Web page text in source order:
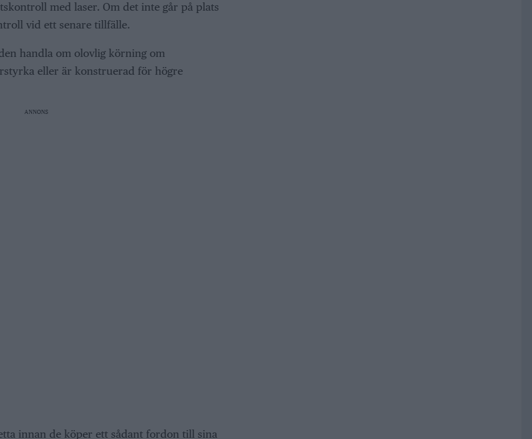
med laser. Om det inte går på plats
vid ett senare tillfälle.
handla om olovlig körning om
eller är konstruerad för högre
ANNONS
innan de köper ett sådant fordon till sina